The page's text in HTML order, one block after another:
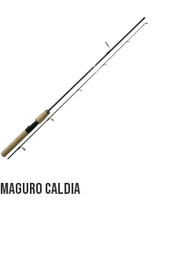
Maguro Caldia